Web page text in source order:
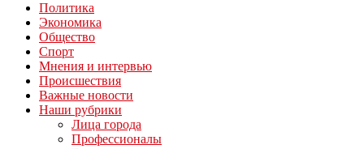
Политика
Экономика
Общество
Спорт
Мнения и интервью
Происшествия
Важные новости
Наши рубрики
Лица города
Профессионалы